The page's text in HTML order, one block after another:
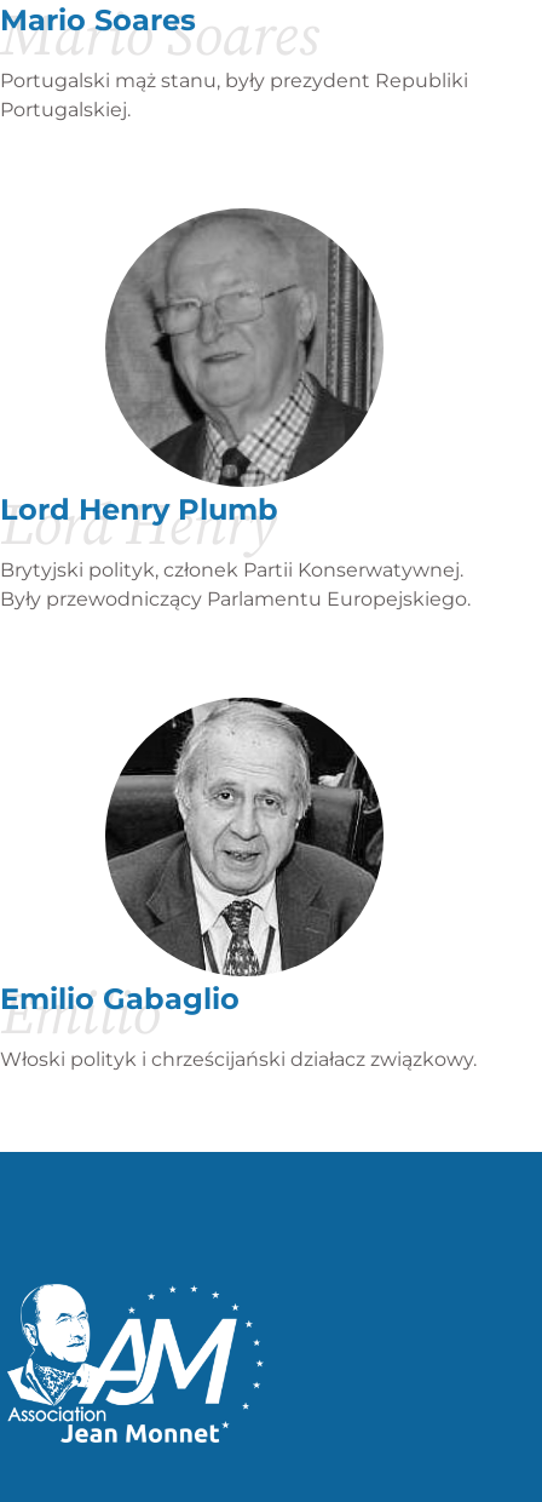
Mario Soares
Mario Soares
Portugalski mąż stanu, były prezydent Republiki
Portugalskiej.
Lord Henry
Lord Henry Plumb
Brytyjski polityk, członek Partii Konserwatywnej.
Były przewodniczący Parlamentu Europejskiego.
Emilio
Emilio Gabaglio
Włoski polityk i chrześcijański działacz związkowy.